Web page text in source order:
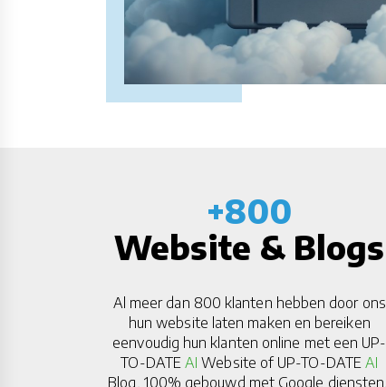
+800
​​​​​​​Website & Blogs
Al meer dan 800 klanten hebben door ons
hun website laten maken en bereiken
eenvoudig hun klanten online met een UP-
TO-DATEAI Website of UP-TO-DATEAI
Blog, 100% gebouwd met Google diensten.